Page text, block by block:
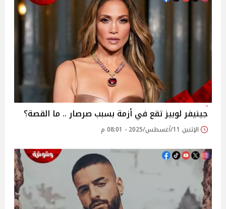
جينيفر لوبيز تقع في أزمة بسبب صرصار .. ما القصة؟
الإثنين 11/أغسطس/2025 - 08:01 م